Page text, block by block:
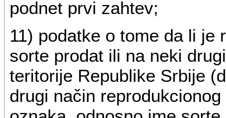
podnet prvi zahtev;
11) podatke o tome da li je
sorte prodat ili na neki
teritorije Republike Srbije
drugi način